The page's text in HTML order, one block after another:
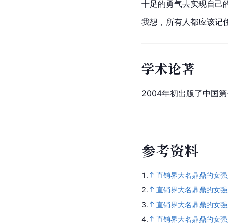
十足的勇气去实现自己
我想，所有人都应该记
学术论著
2004年初出版了中国
参考资料
1.
直销界大名鼎鼎的女
2.
直销界大名鼎鼎的女
3.
直销界大名鼎鼎的女
4.
直销界大名鼎鼎的女